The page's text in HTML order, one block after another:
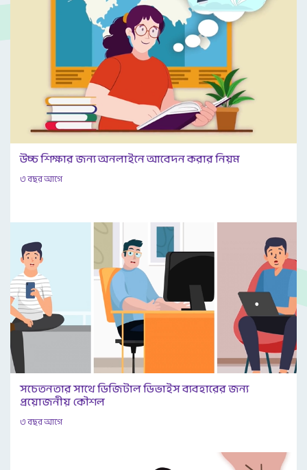
উচ্চ শিক্ষার জন্য অনলাইনে আবেদন করার নিয়ম
৩ বছর আগে
সচেতনতার সাথে ডিজিটাল ডিভাইস ব্যবহারের জন্য
প্রয়োজনীয় কৌশল
৩ বছর আগে